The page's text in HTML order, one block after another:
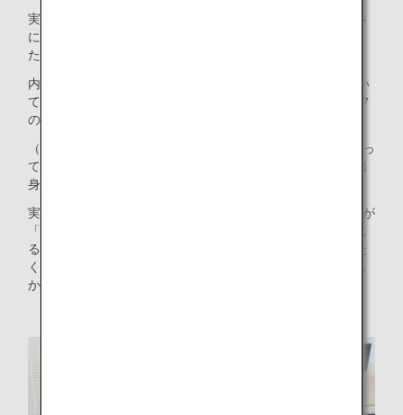
実際の空港を模した ANA Blue Baseの施設を活用して、まさ
に空港にいるかのような空間から小学校と中継を繋ぎまし
た。
内容は4つのパートに分け、（1）ANAグループの仕事につい
て、（2）安全を守る仕事について、（3）グランドスタッフ
の業務紹介、（4）質疑応答 の流れで授業を行いました。
（3）のパートでは、沖縄県の小学生に少しでも親近感を持っ
てもらえるよう、沖縄空港限定のかりゆし制服を着た沖縄出
身の社員からお話をしました。
実施後に行ったアンケートでは、参加した小学生の9割以上が
「オンラインジョブツアーで、職場のリアルな雰囲気を感じ
ることができた」と回答し、他にも「初めて知ったことがた
くさんあって面白かった」「色んな質問に答えてくれて楽し
かった」といった声が多くあがっていました。